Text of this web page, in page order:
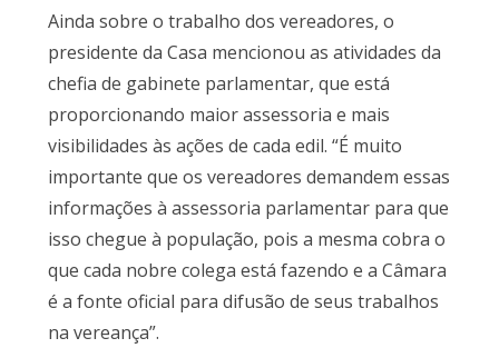
Ainda sobre o trabalho dos vereadores, o
presidente da Casa mencionou as atividades da
chefia de gabinete parlamentar, que está
proporcionando maior assessoria e mais
visibilidades às ações de cada edil. “É muito
importante que os vereadores demandem essas
informações à assessoria parlamentar para que
isso chegue à população, pois a mesma cobra o
que cada nobre colega está fazendo e a Câmara
é a fonte oficial para difusão de seus trabalhos
na vereança”.